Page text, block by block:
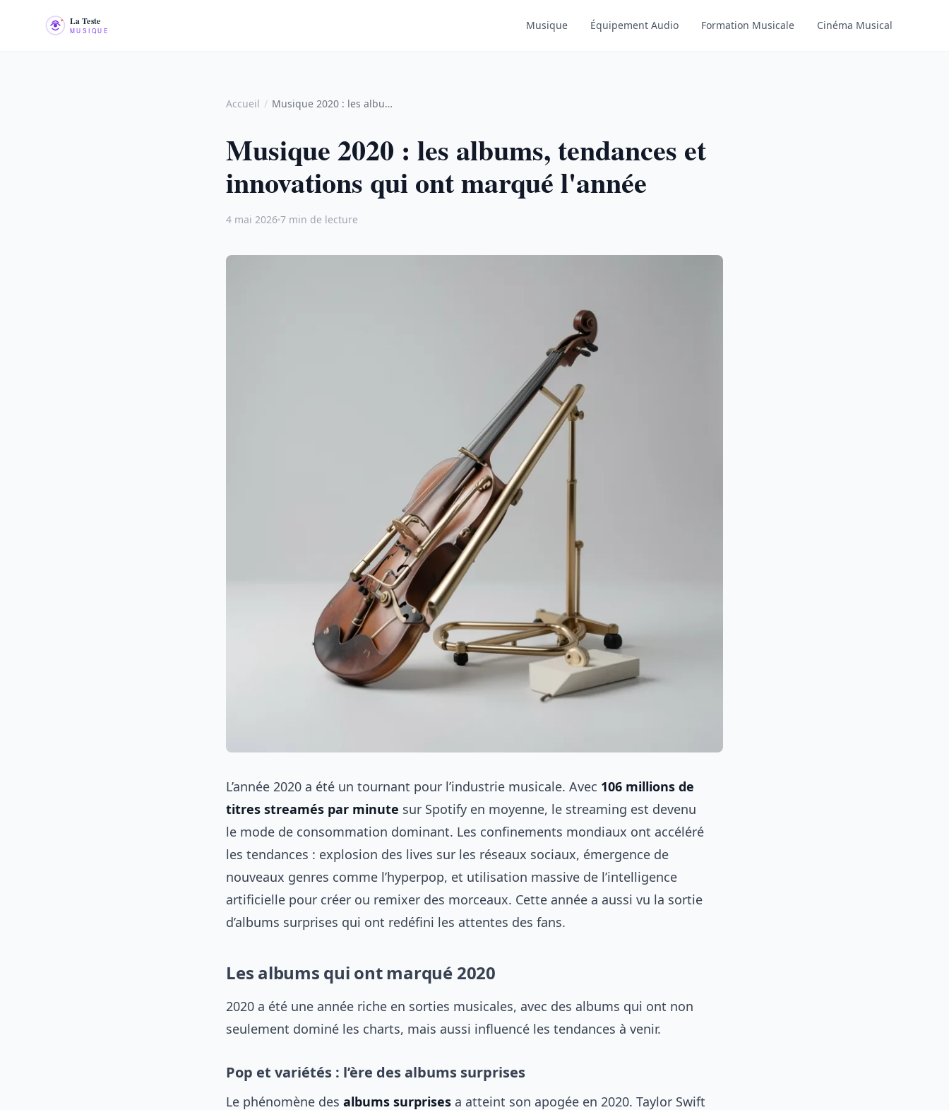
Musique Équipement Audio Formation Musicale Cinéma Musical
Accueil Musique 2020 : les albums, tendances et innovations qui ont marqué l'année
Musique 2020 : les albums, tendances et
innovations qui ont marqué l'année
4 mai 2026 7 min de lecture
L’année 2020 a été un tournant pour l’industrie musicale. Avec 106 millions de
titres streamés par minute sur Spotify en moyenne, le streaming est devenu
le mode de consommation dominant. Les confinements mondiaux ont accéléré
les tendances : explosion des lives sur les réseaux sociaux, émergence de
nouveaux genres comme l’hyperpop, et utilisation massive de l’intelligence
artificielle pour créer ou remixer des morceaux. Cette année a aussi vu la sortie
d’albums surprises qui ont redéfini les attentes des fans.
Les albums qui ont marqué 2020
2020 a été une année riche en sorties musicales, avec des albums qui ont non
seulement dominé les charts, mais aussi influencé les tendances à venir.
Pop et variétés : l’ère des albums surprises
Le phénomène des albums surprises a atteint son apogée en 2020. Taylor Swift